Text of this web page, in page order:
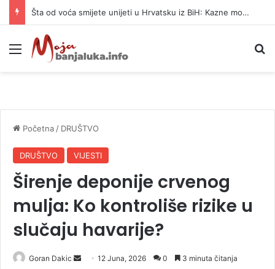
Šta od voća smijete unijeti u Hrvatsku iz BiH: Kazne mogu dostići 13.260 evra
Meni
Početna / DRUŠTVO
DRUŠTVO VIJESTI
Širenje deponije crvenog
mulja: Ko kontroliše rizike u
slučaju havarije?
Goran Dakic 12 Juna, 2026 0 3 minuta čitanja